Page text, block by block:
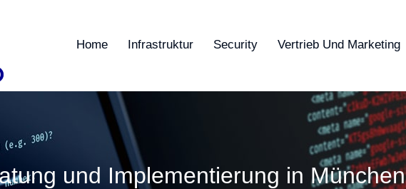
Home Infrastruktur Security Vertrieb Und Marketing
und Implementierung in München